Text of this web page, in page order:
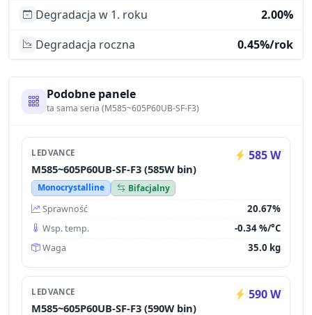
Degradacja w 1. roku
2.00%
Degradacja roczna
0.45%/rok
Podobne panele
ta sama seria (M585~605P60UB-SF-F3)
LEDVANCE 585 W
M585~605P60UB-SF-F3 (585W bin)
Monocrystalline
Bifacjalny
Sprawność
20.67%
Wsp. temp. -0.34 %/°C
Waga 35.0 kg
LEDVANCE 590 W
M585~605P60UB-SF-F3 (590W bin)